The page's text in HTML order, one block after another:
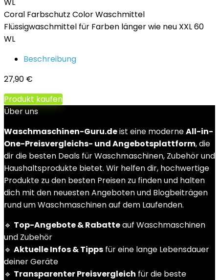
Coral Farbschutz Color Waschmittel
Flüssigwaschmittel für Farben länger wie neu XXL 60
WL
Beschreibung
27,90 €
Produkt kaufen
Über uns
Waschmaschinen-Guru.deist eine moderneAll-in-
One-Preisvergleichs- und Angebotsplattform, die
dir die besten Deals für Waschmaschinen, Zubehör und
Haushaltsprodukte bietet. Wir helfen dir, hochwertige
Produkte zu den besten Preisen zu finden und halten
dich mit den neuesten Angeboten und Blogbeiträgen
rund um Waschmaschinen auf dem Laufenden.
🔹 Top-Angebote & Rabatteauf Waschmaschinen
und Zubehör
🔹 Aktuelle Infos & Tipps für eine lange Lebensdauer
deiner Geräte
🔹 Transparenter Preisvergleich für die beste